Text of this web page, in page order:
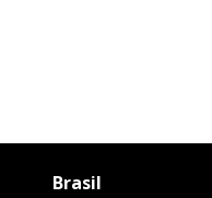
Brasil